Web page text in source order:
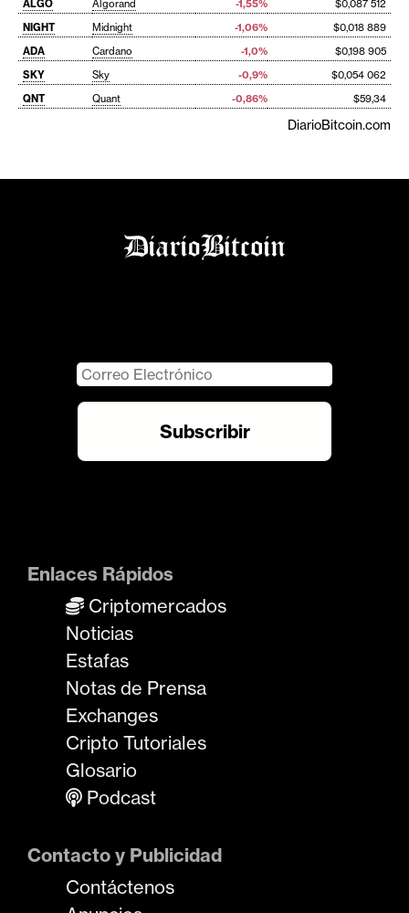
ALGO Algorand -1,55%
$0,087 512
NIGHT
Midnight -1,06%
$0,018 889
ADA
Cardano -1,0%
$0,198 905
SKY
Sky -0,9%
$0,054 062
QNT
Quant -0,86% $59,34
DiarioBitcoin.com
Enlaces Rápidos
Criptomercados
Noticias
Estafas
Notas de Prensa
Exchanges
Cripto Tutoriales
Glosario
Podcast
Contacto y Publicidad
Contáctenos